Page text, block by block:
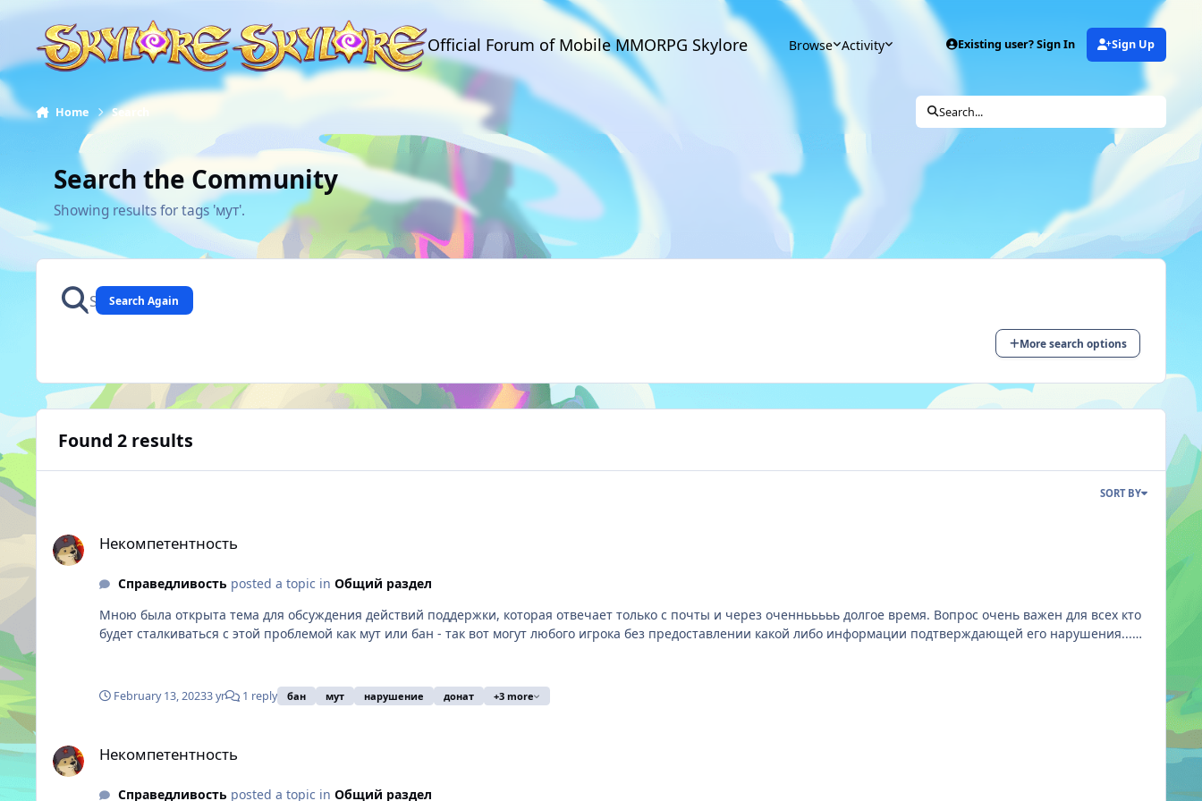
Official Forum of Mobile MMORPG Skylore Browse Activity Existing user? Sign In Sign Up
Home Search Search...
Search the Community
Showing results for tags 'мут'.
Search Again
More search options
Found 2 results
SORT BY
Некомпетентность
Справедливость posted a topic in Общий раздел
Мною была открыта тема для обсуждения действий поддержки, которая отвечает только с почты и через оченнььььь долгое время. Вопрос очень важен для всех кто
будет сталкиваться с этой проблемой как мут или бан - так вот могут любого игрока без предоставлении какой либо информации подтверждающей его нарушения...
February 13, 20233 yr 1 reply бан мут нарушение донат +3 more
Некомпетентность
Справедливость posted a topic in Общий раздел